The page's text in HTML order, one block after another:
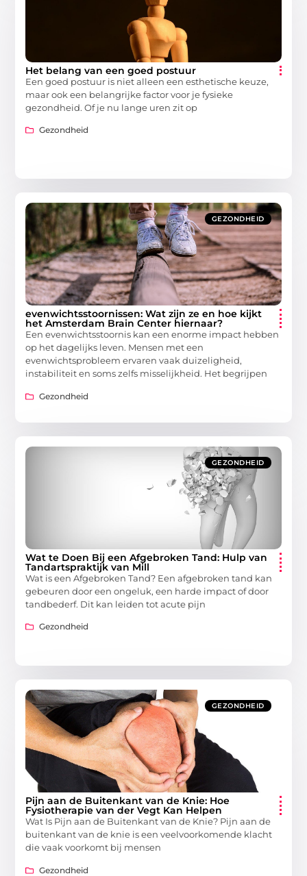
Het belang van een goed postuur
Een goed postuur is niet alleen een esthetische keuze,
maar ook een belangrijke factor voor je fysieke
gezondheid. Of je nu lange uren zit op
Gezondheid
GEZONDHEID
evenwichtsstoornissen: Wat zijn ze en hoe kijkt
het Amsterdam Brain Center hiernaar?
Een evenwichtsstoornis kan een enorme impact hebben
op het dagelijks leven. Mensen met een
evenwichtsprobleem ervaren vaak duizeligheid,
instabiliteit en soms zelfs misselijkheid. Het begrijpen
Gezondheid
GEZONDHEID
Wat te Doen Bij een Afgebroken Tand: Hulp van
Tandartspraktijk van Mill
Wat is een Afgebroken Tand? Een afgebroken tand kan
gebeuren door een ongeluk, een harde impact of door
tandbederf. Dit kan leiden tot acute pijn
Gezondheid
GEZONDHEID
Pijn aan de Buitenkant van de Knie: Hoe
Fysiotherapie van der Vegt Kan Helpen
Wat Is Pijn aan de Buitenkant van de Knie? Pijn aan de
buitenkant van de knie is een veelvoorkomende klacht
die vaak voorkomt bij mensen
Gezondheid